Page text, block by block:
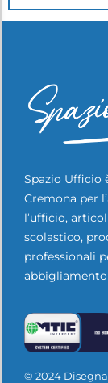
Spazio Ufficio
Cremona per
l’ufficio,
scolastico,
professionali
abbigliamento
© 2024